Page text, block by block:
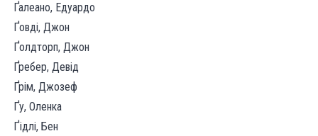
Ґалеано, Едуардо
Ґовді, Джон
Ґолдторп, Джон
Ґребер, Девід
Ґрім, Джозеф
Ґу, Оленка
Ґідлі, Бен